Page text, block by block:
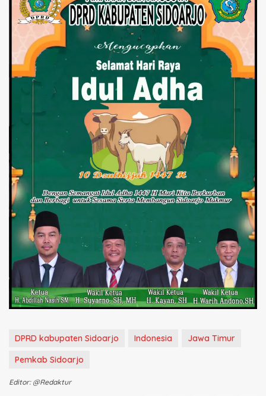
DPRD kabupaten Sidoarjo Indonesia
Jawa Timur
Pemkab Sidoarjo
Editor: @redaktur